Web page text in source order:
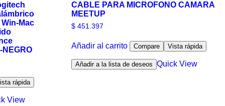
Mac
rápida
View
CABLE PARA MICROFONO CAMARA
MEETUP
$451.397
Añadir al carrito Compare Vista rápida
Añadir a la lista de deseos Quick View